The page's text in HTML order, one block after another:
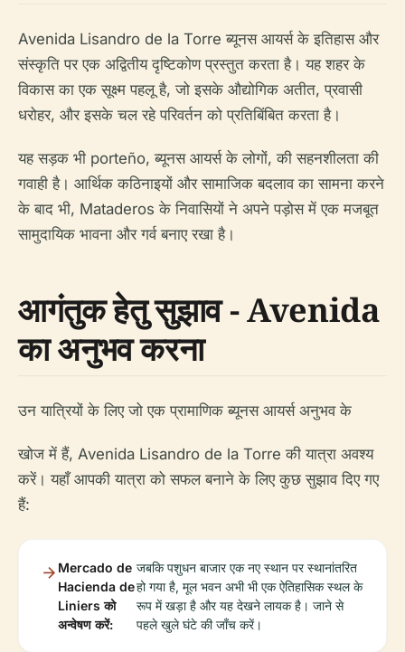
Avenida Lisandro de la Torre ब्यूनस आयर्स के इतिहास और
संस्कृति पर एक अद्वितीय दृष्टिकोण प्रस्तुत करता है। यह शहर के
विकास का एक सूक्ष्म पहलू है, जो इसके औद्योगिक अतीत, प्रवासी
धरोहर, और इसके चल रहे परिवर्तन को प्रतिबिंबित करता है।
यह सड़क भी porteño, ब्यूनस आयर्स के लोगों, की सहनशीलता की
गवाही है। आर्थिक कठिनाइयों और सामाजिक बदलाव का सामना करने
के बाद भी, Mataderos के निवासियों ने अपने पड़ोस में एक मजबूत
सामुदायिक भावना और गर्व बनाए रखा है।
आगंतुक हेतु सुझाव - Avenida
का अनुभव करना
उन यात्रियों के लिए जो एक प्रामाणिक ब्यूनस आयर्स अनुभव के
खोज में हैं, Avenida Lisandro de la Torre की यात्रा अवश्य
करें। यहाँ आपकी यात्रा को सफल बनाने के लिए कुछ सुझाव दिए गए
हैं:
Mercado de
Hacienda de
Liniers को
अन्वेषण करें:
जबकि पशुधन बाजार एक नए स्थान पर स्थानांतरित
हो गया है, मूल भवन अभी भी एक ऐतिहासिक स्थल के
रूप में खड़ा है और यह देखने लायक है। जाने से
पहले खुले घंटे की जाँच करें।